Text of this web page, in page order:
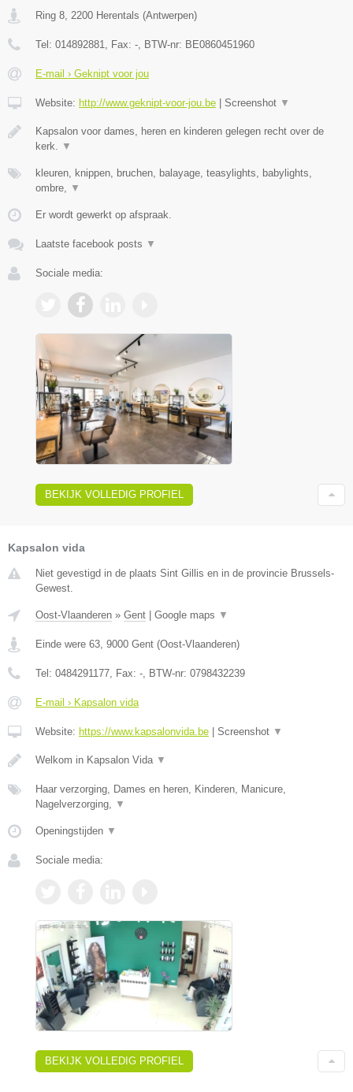
Ring 8 2200 Herentals (Antwerpen)
Tel: 014892881 , Fax: - , BTW-nr: BE0860451960
E-mail › Geknipt voor jou
Website: http://www.geknipt-voor-jou.be | Screenshot ▼
Kapsalon voor dames, heren en kinderen gelegen recht over de
kerk.
▼
kleuren, knippen, bruchen, balayage, teasylights, babylights,
ombre,
▼
Er wordt gewerkt op afspraak.
Laatste facebook posts ▼
Sociale media:
BEKIJK VOLLEDIG PROFIEL
Kapsalon vida
Niet gevestigd in de plaats Sint Gillis en in de provincie Brussels-
Gewest.
Oost-Vlaanderen » Gent Google maps ▼
Einde were 63, 9000 Gent (Oost-Vlaanderen)
Tel: 0484291177, Fax: -, BTW-nr: 0798432239
E-mail › Kapsalon vida
Website: https://www.kapsalonvida.be Screenshot ▼
Welkom in Kapsalon Vida ▼
Haar verzorging, Dames en heren, Kinderen, Manicure,
Nagelverzorging, ▼
Openingstijden ▼
Sociale media:
BEKIJK VOLLEDIG PROFIEL